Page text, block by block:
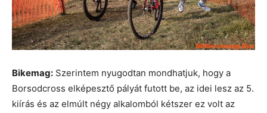
Bikemag: Szerintem nyugodtan mondhatjuk, hogy a
Borsodcross elképesztő pályát futott be, az idei lesz az 5.
kiírás és az elmúlt négy alkalomból kétszer ez volt az